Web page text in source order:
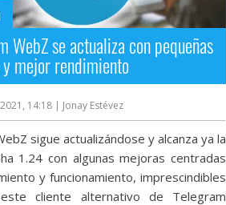
WebZ se actualiza con pequeñas
mejor rendimiento
14:18 | Jonay Estévez
sigue actualizándose y alcanza ya la
1.24 con algunas mejoras centradas
y funcionamiento, imprescindibles
cliente alternativo de Telegram